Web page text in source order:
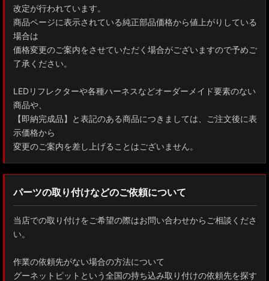
改定が行われています。
商品ページに表示されている純正部品価格から値上がりしている
場合は
価格変更のご案内をさせていただく場合がございますので予めご
了承ください。
LEDリフレクターや各種ハーネスなどオーダーメイド要素のない
商品や、
【即納完成品】と表記のある商品につきましては、ご注文後に表
示価格から
変更のご案内を差し上げることはございません。
パーツの取り付けなどのご依頼について
当店での取り付けをご希望の際はお問い合わせからご相談くださ
い。
作業の依頼先がない場合の方法について
グーネットピットという全国の持ち込み取り付けの依頼先を探す